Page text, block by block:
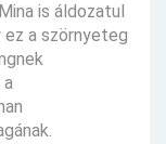
is áldozatul
a szörnyeteg
a